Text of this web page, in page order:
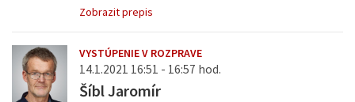
Zobrazit prepis
VYSTÚPENIE V ROZPRAVE
14.1.2021 16:51 - 16:57 hod.
Šíbl Jaromír